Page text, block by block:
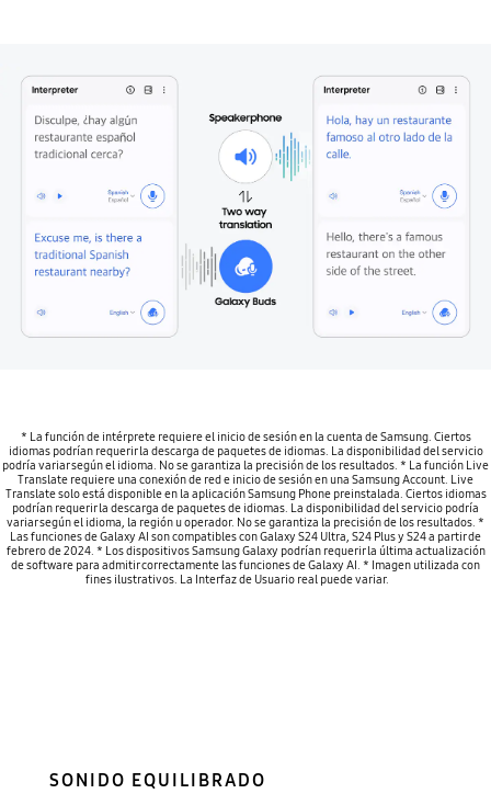
* La función de intérprete requiere el inicio de sesión en la cuenta de Samsung. Ciertos
idiomas podrían requerir la descarga de paquetes de idiomas. La disponibilidad del servicio
podría variar según el idioma. No se garantiza la precisión de los resultados. * La función Live
Translate requiere una conexión de red e inicio de sesión en una Samsung Account. Live
Translate solo está disponible en la aplicación Samsung Phone preinstalada. Ciertos idiomas
podrían requerir la descarga de paquetes de idiomas. La disponibilidad del servicio podría
variar según el idioma, la región u operador. No se garantiza la precisión de los resultados. *
Las funciones de Galaxy AI son compatibles con Galaxy S24 Ultra, S24 Plus y S24 a partir de
febrero de 2024. * Los dispositivos Samsung Galaxy podrían requerir la última actualización
de software para admitir correctamente las funciones de Galaxy AI. * Imagen utilizada con
fines ilustrativos. La Interfaz de Usuario real puede variar.
SONIDO EQUILIBRADO